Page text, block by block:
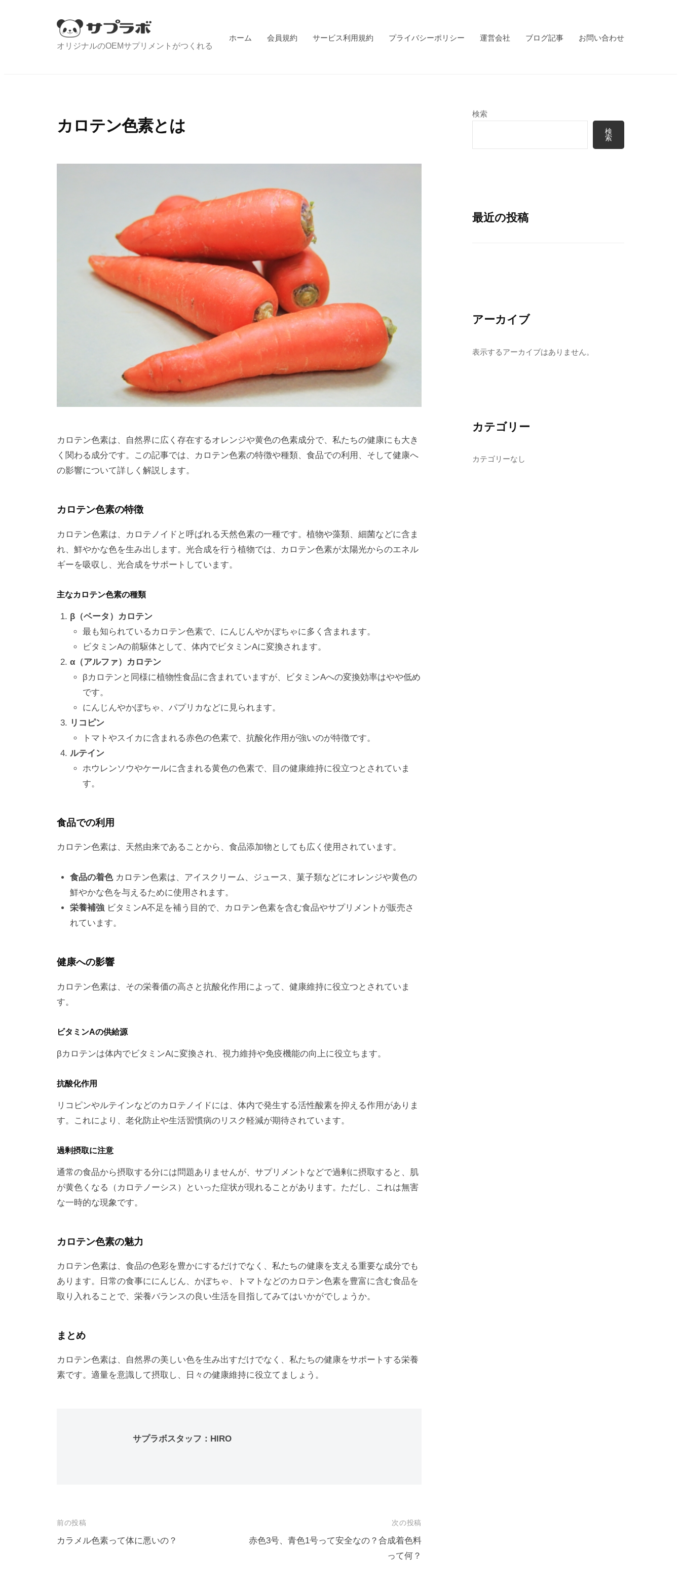
オリジナルのOEMサプリメントがつくれる
ホーム 会員規約 サービス利用規約 プライバシーポリシー 運営会社 ブログ記事 お問い合わせ
カロテン色素とは
カロテン色素は、自然界に広く存在するオレンジや黄色の色素成分で、私たちの健康にも大き
く関わる成分です。この記事では、カロテン色素の特徴や種類、食品での利用、そして健康へ
の影響について詳しく解説します。
カロテン色素の特徴
カロテン色素は、カロテノイドと呼ばれる天然色素の一種です。植物や藻類、細菌などに含ま
れ、鮮やかな色を生み出します。光合成を行う植物では、カロテン色素が太陽光からのエネル
ギーを吸収し、光合成をサポートしています。
主なカロテン色素の種類
β（ベータ）カロテン
最も知られているカロテン色素で、にんじんやかぼちゃに多く含まれます。
ビタミンAの前駆体として、体内でビタミンAに変換されます。
α（アルファ）カロテン
βカロテンと同様に植物性食品に含まれていますが、ビタミンAへの変換効率はやや低め
です。
にんじんやかぼちゃ、パプリカなどに見られます。
リコピン
トマトやスイカに含まれる赤色の色素で、抗酸化作用が強いのが特徴です。
ルテイン
ホウレンソウやケールに含まれる黄色の色素で、目の健康維持に役立つとされていま
す。
食品での利用
カロテン色素は、天然由来であることから、食品添加物としても広く使用されています。
食品の着色カロテン色素は、アイスクリーム、ジュース、菓子類などにオレンジや黄色の
鮮やかな色を与えるために使用されます。
栄養補強ビタミンA不足を補う目的で、カロテン色素を含む食品やサプリメントが販売さ
れています。
健康への影響
カロテン色素は、その栄養価の高さと抗酸化作用によって、健康維持に役立つとされていま
す。
ビタミンAの供給源
βカロテンは体内でビタミンAに変換され、視力維持や免疫機能の向上に役立ちます。
抗酸化作用
リコピンやルテインなどのカロテノイドには、体内で発生する活性酸素を抑える作用がありま
す。これにより、老化防止や生活習慣病のリスク軽減が期待されています。
過剰摂取に注意
通常の食品から摂取する分には問題ありませんが、サプリメントなどで過剰に摂取すると、肌
が黄色くなる（カロテノーシス）といった症状が現れることがあります。ただし、これは無害
な一時的な現象です。
カロテン色素の魅力
カロテン色素は、食品の色彩を豊かにするだけでなく、私たちの健康を支える重要な成分でも
あります。日常の食事ににんじん、かぼちゃ、トマトなどのカロテン色素を豊富に含む食品を
取り入れることで、栄養バランスの良い生活を目指してみてはいかがでしょうか。
まとめ
カロテン色素は、自然界の美しい色を生み出すだけでなく、私たちの健康をサポートする栄養
素です。適量を意識して摂取し、日々の健康維持に役立てましょう。
サプラボスタッフ：HIRO
投
稿
前の投稿
カラメル色素って体に悪いの？
次の投稿
赤色3号、青色1号って安全なの？合成着色料
って何？
検索
検
索
最近の投稿
アーカイブ
表示するアーカイブはありません。
カテゴリー
カテゴリーなし